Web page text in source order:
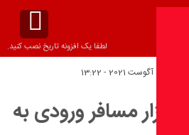
لطفا یک افزونه تاریخ نصب کنید.
ابتلا به کرونا ۵۱۰ هزار مسافر ورودی به